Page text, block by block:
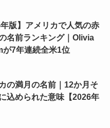
年版】アメリカで人気の赤
名前ランキング｜Olivia
が7年連続全米1位
の満月の名前｜12か月そ
込められた意味【2026年